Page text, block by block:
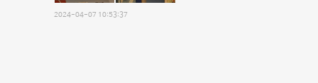
2024-04-07 10:53:37